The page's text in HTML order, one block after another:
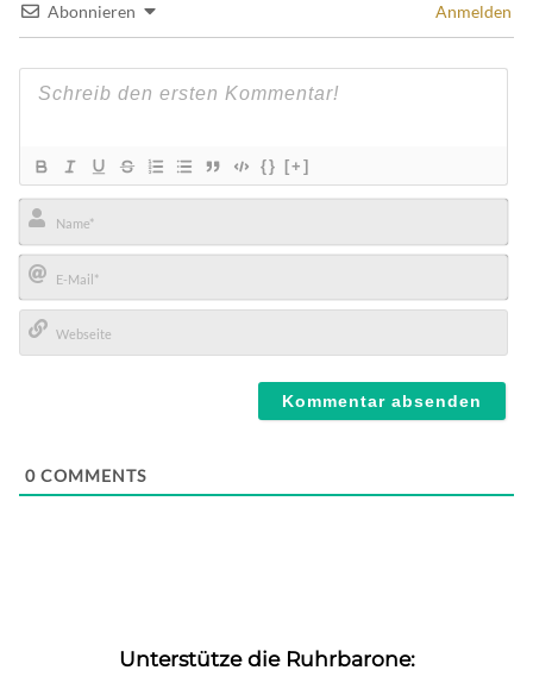
Abonnieren Anmelden
{} [+]
Name*
E-
Mail*
0 COMMENTS
Unterstütze die Ruhrbarone: